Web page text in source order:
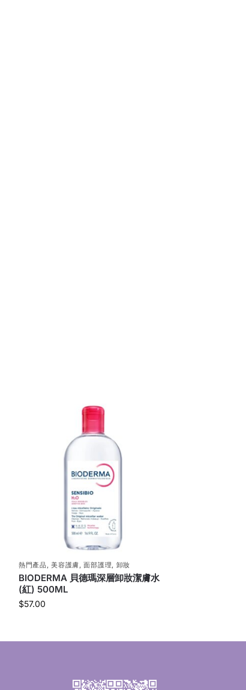
熱門產品 ,美容護膚 ,面部護理 卸妝
BIODERMA 貝德瑪深層卸妝潔膚水
(紅) 500ML
$57.00